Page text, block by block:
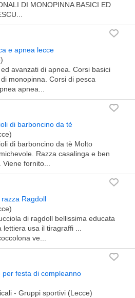
DI MONOPINNA BASICI ED
e apnea lecce
avanzati di apnea. Corsi basici
monopinna. Corsi di pesca
apnea...
di barboncino da tè
di barboncino da tè Molto
Razza casalinga e ben
fornito...
Ragdoll
di ragdoll bellissima educata
lettiera usa il tiragraffi ...
ve...
per festa di compleanno
- Gruppi sportivi (Lecce)